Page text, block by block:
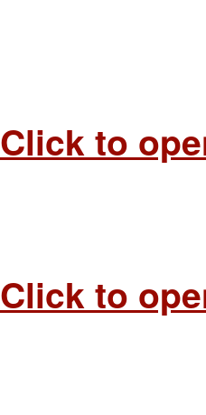
Click to
Click to